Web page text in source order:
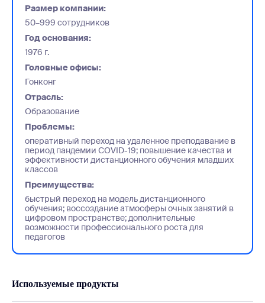
Размер компании:
50–999 сотрудников
Год основания:
1976 г.
Головные офисы:
Гонконг
Отрасль:
Образование
Проблемы:
оперативный переход на удаленное преподавание в
период пандемии COVID-19; повышение качества и
эффективности дистанционного обучения младших
классов
Преимущества:
быстрый переход на модель дистанционного
обучения; воссоздание атмосферы очных занятий в
цифровом пространстве; дополнительные
возможности профессионального роста для
педагогов
Используемые продукты